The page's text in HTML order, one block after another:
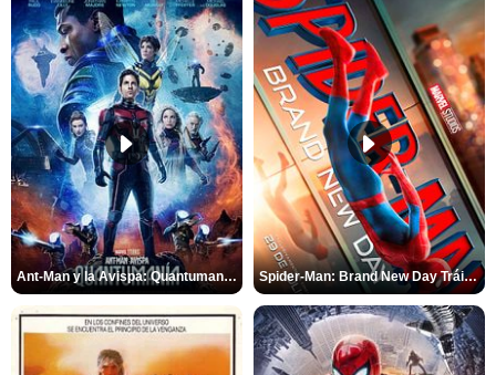
Ant-Man y la Avispa: Quantumanía Tráiler (2) Spider-Man: Brand New Day Tráiler (3)